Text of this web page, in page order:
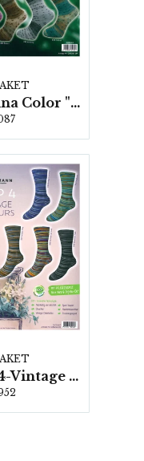
Sockina Color "Punto" 4-fach, 6 färger á 1,0 kg.
Step 4-Vintage Colours, 6 färger á 1,0 kg.